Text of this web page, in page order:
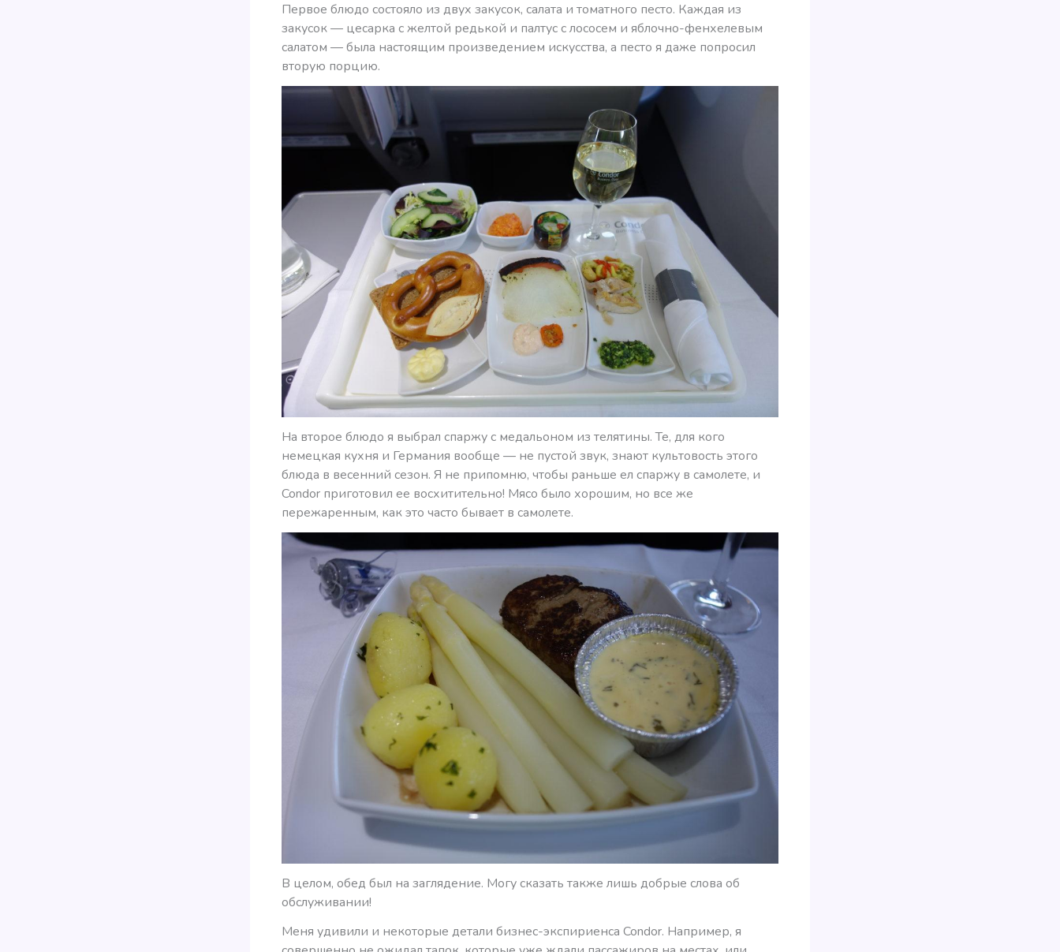
Первое блюдо состояло из двух закусок, салата и томатного песто. Каждая из
закусок — цесарка с желтой редькой и палтус с лососем и яблочно-фенхелевым
салатом — была настоящим произведением искусства, а песто я даже попросил
вторую порцию.
На второе блюдо я выбрал спаржу с медальоном из телятины. Те, для кого
немецкая кухня и Германия вообще — не пустой звук, знают культовость этого
блюда в весенний сезон. Я не припомню, чтобы раньше ел спаржу в самолете, и
Condor приготовил ее восхитительно! Мясо было хорошим, но все же
пережаренным, как это часто бывает в самолете.
В целом, обед был на заглядение. Могу сказать также лишь добрые слова об
обслуживании!
Меня удивили и некоторые детали бизнес-экспириенса Condor. Например, я